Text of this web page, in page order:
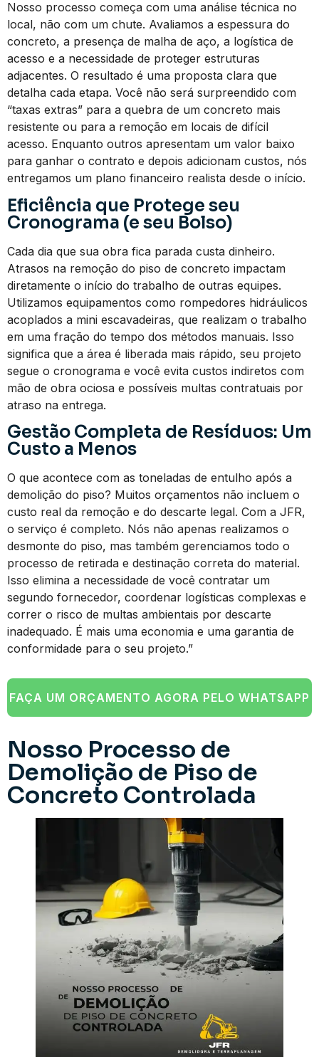
Nosso processo começa com uma análise técnica no
local, não com um chute. Avaliamos a espessura do
concreto, a presença de malha de aço, a logística de
acesso e a necessidade de proteger estruturas
adjacentes. O resultado é uma proposta clara que
detalha cada etapa. Você não será surpreendido com
“taxas extras” para a quebra de um concreto mais
resistente ou para a remoção em locais de difícil
acesso. Enquanto outros apresentam um valor baixo
para ganhar o contrato e depois adicionam custos, nós
entregamos um plano financeiro realista desde o início.
Eficiência que Protege seu
Cronograma (e seu Bolso)
Cada dia que sua obra fica parada custa dinheiro.
Atrasos na remoção do piso de concreto impactam
diretamente o início do trabalho de outras equipes.
Utilizamos equipamentos como rompedores hidráulicos
acoplados a mini escavadeiras, que realizam o trabalho
em uma fração do tempo dos métodos manuais. Isso
significa que a área é liberada mais rápido, seu projeto
segue o cronograma e você evita custos indiretos com
mão de obra ociosa e possíveis multas contratuais por
atraso na entrega.
Gestão Completa de Resíduos: Um
Custo a Menos
O que acontece com as toneladas de entulho após a
demolição do piso? Muitos orçamentos não incluem o
custo real da remoção e do descarte legal. Com a JFR,
o serviço é completo. Nós não apenas realizamos o
desmonte do piso, mas também gerenciamos todo o
processo de retirada e destinação correta do material.
Isso elimina a necessidade de você contratar um
segundo fornecedor, coordenar logísticas complexas e
correr o risco de multas ambientais por descarte
inadequado. É mais uma economia e uma garantia de
conformidade para o seu projeto.”
FAÇA UM ORÇAMENTO AGORA PELO WHATSAPP
Nosso Processo de
Demolição de Piso de
Concreto Controlada